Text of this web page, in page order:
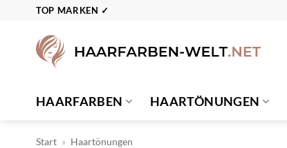
springen
TOP MARKEN ✓
HAARFARBEN HAARTÖNUNGEN
Start » Haartönungen